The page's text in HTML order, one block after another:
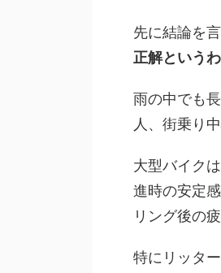
先に結論を言
正解という
雨の中でも
人、街乗り
大型バイク
進時の安定
リング後の
特にリッタ